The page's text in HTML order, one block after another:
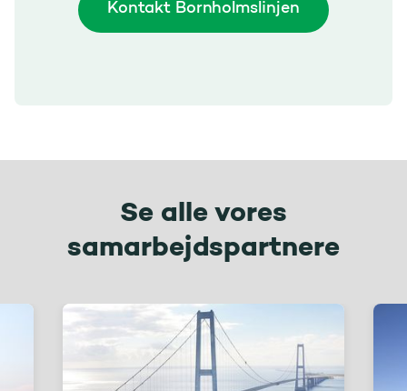
Kontakt Bornholmslinjen
Se alle vores
samarbejdspartnere